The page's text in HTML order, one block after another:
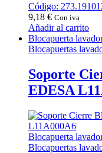
Código:
9,18 € Con iva
Añadir al carrito
Blocapuerta
Blocapuertas
Soporte
EDESA
Blocapuerta
Blocapuertas